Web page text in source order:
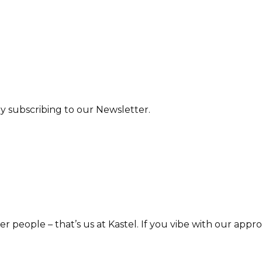
subscribing to our Newsletter.
– that’s us at Kastel. If you vibe with our